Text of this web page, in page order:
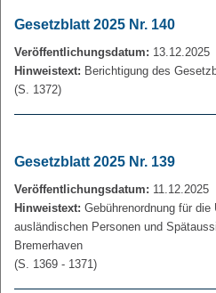
Gesetzblatt 2025 Nr. 140
Veröffentlichungsdatum: 13.12.2025
Hinweistext: Berichtigung des
(S. 1372)
Gesetzblatt 2025 Nr. 139
Veröffentlichungsdatum: 11.12.2025
Hinweistext: Gebührenordnung für
ausländischen Personen und
Bremerhaven
(S. 1369 - 1371)